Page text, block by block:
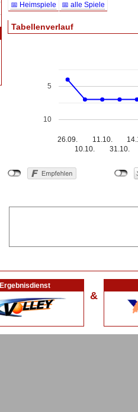
📅 Heimspiele
📅 alle Spiele
Tabellenverlauf
26.09.
10.10.
11.10.
31.10.
5
10
Ergebnisdienst
&